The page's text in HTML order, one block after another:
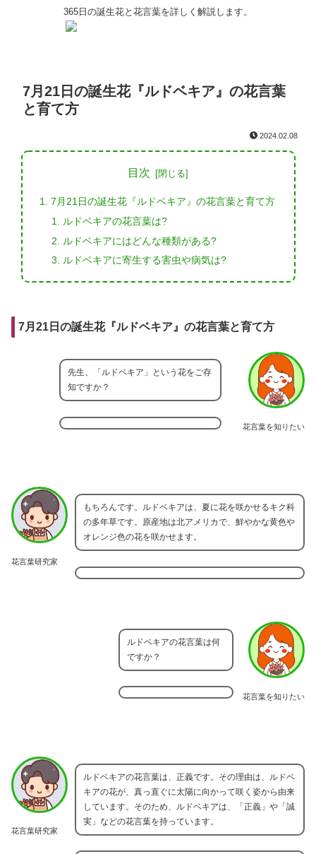
365日の誕生花と花言葉を詳しく解説します。
7月21日の誕生花『ルドベキア』の花言葉
と育て方
2024.02.08
目次
7月21日の誕生花『ルドベキア』の花言葉と育て方
ルドベキアの花言葉は?
ルドベキアにはどんな種類がある?
ルドベキアに寄生する害虫や病気は?
7月21日の誕生花『ルドベキア』の花言葉と育て方
花言葉を知りたい
先生、「ルドベキア」という花をご存
知ですか？
花言葉研究家
もちろんです。ルドベキアは、夏に花を咲かせるキク科
の多年草です。原産地は北アメリカで、鮮やかな黄色や
オレンジ色の花を咲かせます。
花言葉を知りたい
ルドベキアの花言葉は何
ですか？
花言葉研究家
ルドベキアの花言葉は、正義です。その理由は、ルドベ
キアの花が、真っ直ぐに太陽に向かって咲く姿から由来
しています。そのため、ルドベキアは、「正義」や「誠
実」などの花言葉を持っています。